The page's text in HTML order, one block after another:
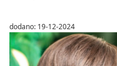
dodano: 19-12-2024